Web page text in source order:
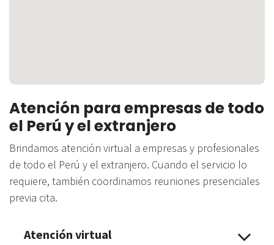
Atención para empresas de todo
el Perú y el extranjero
Brindamos atención virtual a empresas y profesionales
de todo el Perú y el extranjero. Cuando el servicio lo
requiere, también coordinamos reuniones presenciales
previa cita.
Atención virtual